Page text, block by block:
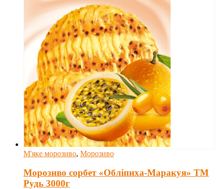
М'яке морозиво, Морозиво
Морозиво сорбет «Обліпиха-Маракуя» ТМ
Рудь 3000г